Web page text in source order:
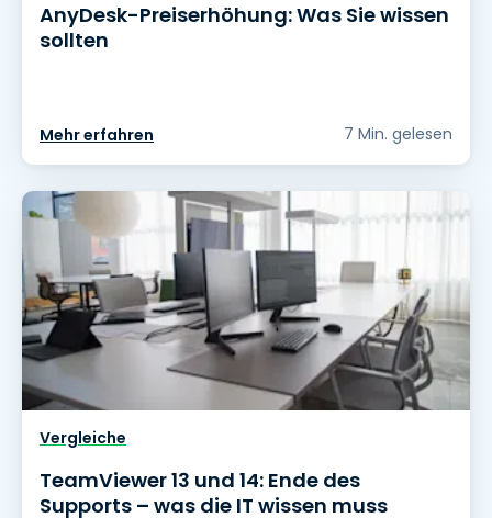
AnyDesk-Preiserhöhung: Was Sie wissen
sollten
Mehr erfahren 7 Min. gelesen
Vergleiche
TeamViewer 13 und 14: Ende des
Supports – was die IT wissen muss